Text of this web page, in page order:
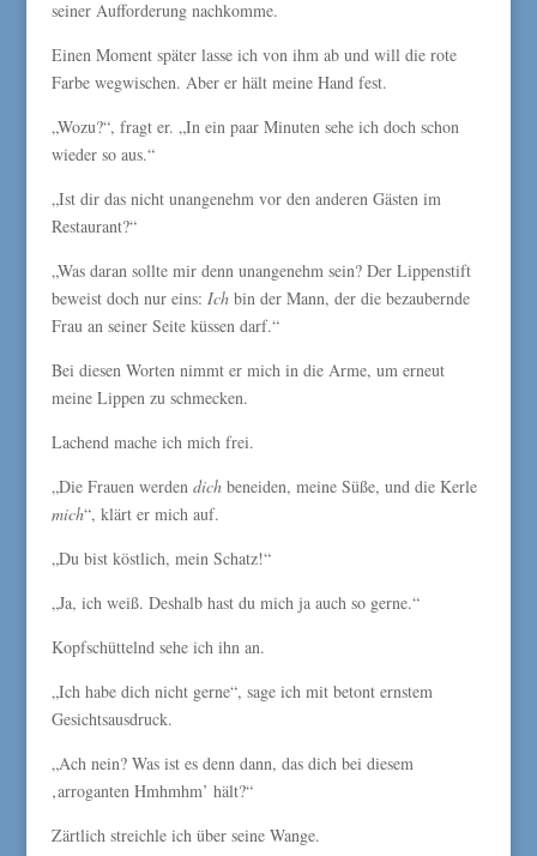
seiner Aufforderung nachkomme.
Einen Moment später lasse ich von ihm ab und will die rote
Farbe wegwischen. Aber er hält meine Hand fest.
„Wozu?“, fragt er. „In ein paar Minuten sehe ich doch schon
wieder so aus.“
„Ist dir das nicht unangenehm vor den anderen Gästen im
Restaurant?“
„Was daran sollte mir denn unangenehm sein? Der Lippenstift
beweist doch nur eins: Ichbin der Mann, der die bezaubernde
Frau an seiner Seite küssen darf.“
Bei diesen Worten nimmt er mich in die Arme, um erneut
meine Lippen zu schmecken.
Lachend mache ich mich frei.
„Die Frauen werden dichbeneiden, meine Süße, und die Kerle
mich“, klärt er mich auf.
„Du bist köstlich, mein Schatz!“
„Ja, ich weiß. Deshalb hast du mich ja auch so gerne.“
Kopfschüttelnd sehe ich ihn an.
„Ich habe dich nicht gerne“, sage ich mit betont ernstem
Gesichtsausdruck.
„Ach nein? Was ist es denn dann, das dich bei diesem
‚arroganten Hmhmhm’ hält?“
Zärtlich streichle ich über seine Wange.